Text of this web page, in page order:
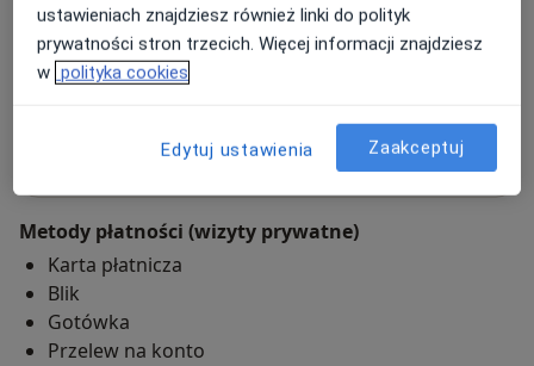
Powiększ mapę
Pokaż kalendarz
Metody płatności (wizyty prywatne)
Karta płatnicza
Blik
Gotówka
Przelew na konto
ustawieniach znajdziesz również linki do polityk
prywatności stron trzecich. Więcej informacji znajdziesz
w polityka cookies
Edytuj ustawienia Zaakceptuj